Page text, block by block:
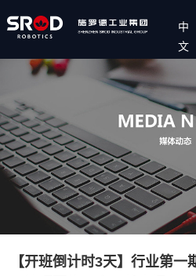
中
文
【开班倒计时3天】行业第